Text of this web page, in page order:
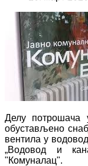
Делу потрошача
обустављено
вентила у
„Водовод и
"Комуналац".